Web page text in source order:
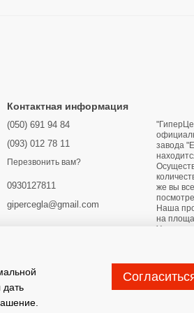
Контактная информация
(050) 691 94 84
(093) 012 78 11
Перезвонить вам?
0930127811
gipercegla@gmail.com
завода
же вы
Наша
на
Украины как: Переяслав
Карта
дать